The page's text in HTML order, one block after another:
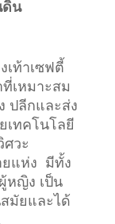
ดิน
เท้าเซฟตี้
เหมาะสม
ปลีกและส่ง
เทคโนโลยี
วะ
ยแห่ง มีทั้ง
หญิง เป็น
มัยและได้